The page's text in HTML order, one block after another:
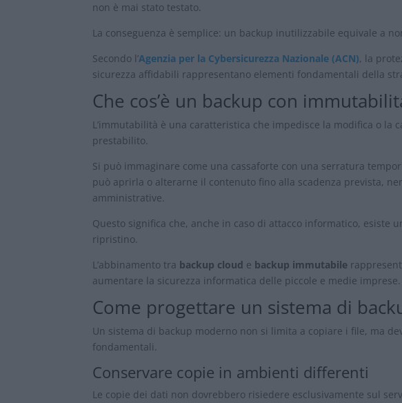
non è mai stato testato.
La conseguenza è semplice: un backup inutilizzabile equivale a
Secondo l’Agenzia per la Cybersicurezza Nazionale (ACN), la
sicurezza affidabili rappresentano elementi fondamentali della
Che cos’è un backup con
L’immutabilità è una caratteristica che impedisce la modifica o
prestabilito.
Si può immaginare come una cassaforte con una serratura
può aprirla o alterarne il contenuto fino alla scadenza prevista,
amministrative.
Questo significa che, anche in caso di attacco informatico,
ripristino.
L’abbinamento tra backup cloud e backup immutabile
aumentare la sicurezza informatica delle piccole e medie imprese.
Come progettare un sistema di
Un sistema di backup moderno non si limita a copiare i file, ma
fondamentali.
Conservare copie in ambienti differenti
Le copie dei dati non dovrebbero risiedere esclusivamente sul